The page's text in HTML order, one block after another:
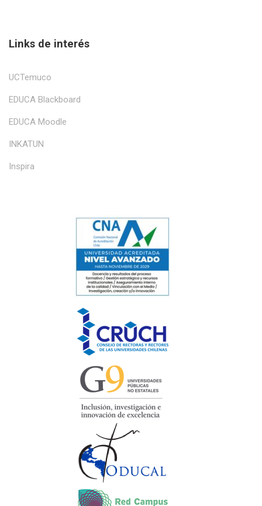
Links de interés
UCTemuco
EDUCA Blackboard
EDUCA Moodle
INKATUN
Inspira